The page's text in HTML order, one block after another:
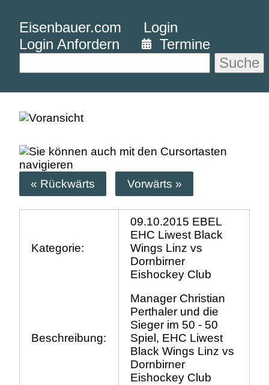
Eisenbauer.com
Login
Login Anfordern
Termine
Suche
« Rückwärts Vorwärts »
Kategorie:
09.10.2015 EBEL
EHC Liwest Black
Wings Linz vs
Dornbirner
Eishockey Club
Beschreibung:
Manager Christian
Perthaler und die
Sieger im 50 - 50
Spiel, EHC Liwest
Black Wings Linz vs
Dornbirner
Eishockey Club